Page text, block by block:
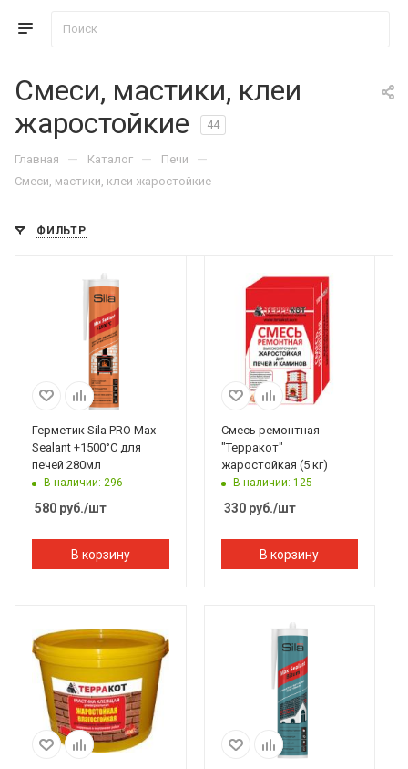
Смеси, мастики, клеи
жаростойкие
44
Главная — Каталог — Печи —
Смеси, мастики, клеи жаростойкие
ФИЛЬТР
Герметик Sila PRO Max
Sealant +1500°С для
печей 280мл
В наличии: 296
580 руб./шт
В корзину
Смесь ремонтная
"Терракот"
жаростойкая (5 кг)
В наличии: 125
330руб./шт
В корзину